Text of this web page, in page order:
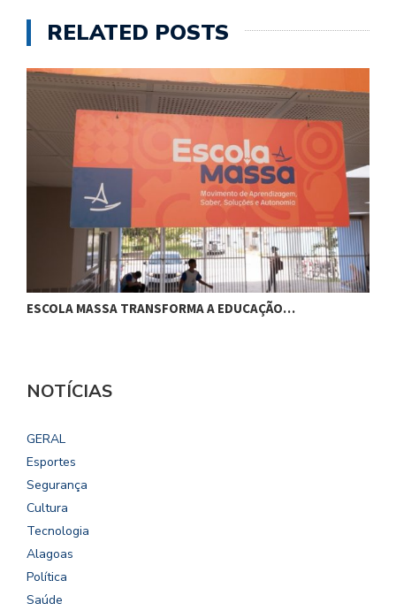
RELATED POSTS
ESCOLA MASSA TRANSFORMA A EDUCAÇÃO…
NOTÍCIAS
GERAL
Esportes
Segurança
Cultura
Tecnologia
Alagoas
Política
Saúde